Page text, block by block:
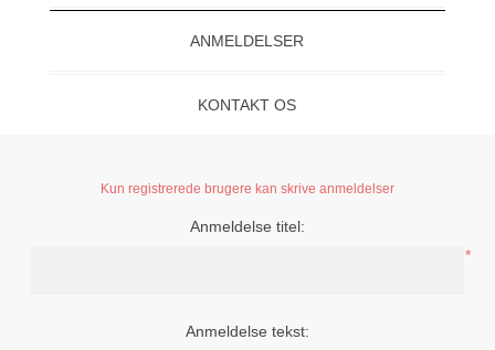
ANMELDELSER
KONTAKT OS
Kun registrerede brugere kan skrive anmeldelser
Anmeldelse titel:
*
Anmeldelse tekst: